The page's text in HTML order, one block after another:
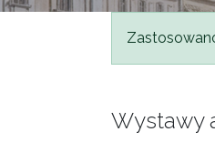
Status
Wystawy